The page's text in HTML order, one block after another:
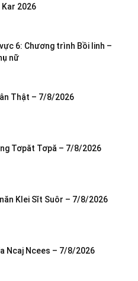
Kar 2026
6: Chương trình Bồi linh –
nữ
Thật – 7/8/2026
Tơpăt Tơpă – 7/8/2026
Klei Sĭt Suôr – 7/8/2026
Ncaj Ncees – 7/8/2026